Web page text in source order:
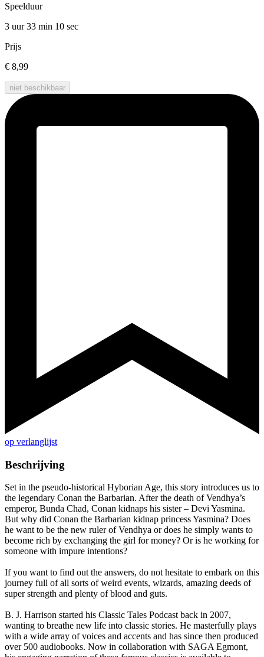
Speelduur
3 uur 33 min 10 sec
Prijs
€ 8,99
niet beschikbaar
op verlanglijst
Beschrijving
Set in the pseudo-historical Hyborian Age, this story introduces us to
the legendary Conan the Barbarian. After the death of Vendhya’s
emperor, Bunda Chad, Conan kidnaps his sister – Devi Yasmina.
But why did Conan the Barbarian kidnap princess Yasmina? Does
he want to be the new ruler of Vendhya or does he simply wants to
become rich by exchanging the girl for money? Or is he working for
someone with impure intentions?
If you want to find out the answers, do not hesitate to embark on this
journey full of all sorts of weird events, wizards, amazing deeds of
super strength and plenty of blood and guts.
B. J. Harrison started his Classic Tales Podcast back in 2007,
wanting to breathe new life into classic stories. He masterfully plays
with a wide array of voices and accents and has since then produced
over 500 audiobooks. Now in collaboration with SAGA Egmont,